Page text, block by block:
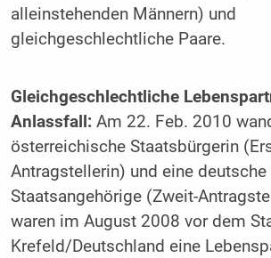
alleinstehenden Männern) und
gleichgeschlechtliche Paare.
Gleichgeschlechtliche
Anlassfall:Am 22. Feb. 2010
österreichische Staatsbürgerin
Antragstellerin) und eine deutsche
Staatsangehörige (Zweit-
waren im August 2008 vor dem
Krefeld/Deutschland eine